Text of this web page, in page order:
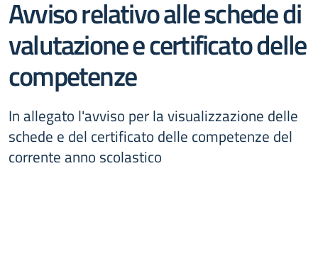
Avviso relativo alle schede di
valutazione e certificato delle
competenze
In allegato l'avviso per la visualizzazione delle
schede e del certificato delle competenze del
corrente anno scolastico